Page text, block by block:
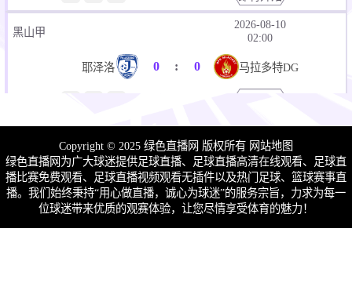
黑山甲
2026-08-10
02:00
耶泽洛 0 : 0 马拉多特DG
2026-08-10
02:00
莫纳尔 0 : 0 蒂瓦特阿森纳
10 : 16 : 29 即将开始
Copyright © 2025 绿色直播网 版权所有 网站地图
绿色直播网为广大球迷提供足球直播、足球直播高清在线观看、足球直
播比赛免费观看、足球直播视频观看无插件以及热门足球、篮球赛事直
播。我们始终秉持“用心做直播，诚心为球迷”的服务宗旨，力求为每一
位球迷带来优质的观赛体验，让您尽情享受体育的魅力！